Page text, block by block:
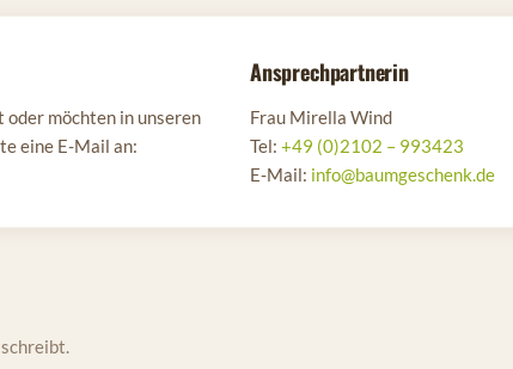
möchten in unseren
eine E-Mail an:
Ansprechpartnerin
Frau Mirella Wind
Tel: +49 (0)2102 – 993423
E‑Mail: info@baumgeschenk.de
schreibt.